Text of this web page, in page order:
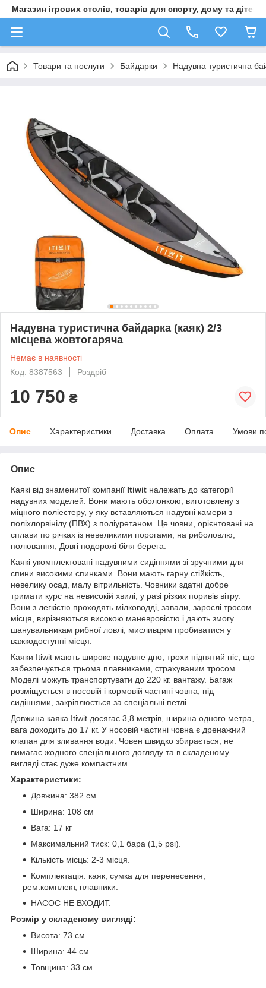
Магазин ігрових столів, товарів для спорту, дому та дітей
Товари та послуги Байдарки Надувна туристична
Надувна туристична байдарка (каяк) 2/3
місцева жовтогаряча
Немає в наявності
Код: 8387563
Роздріб
10 750 ₴
Опис Характеристики Доставка Оплата Умови
Опис
Каякі від знаменитої компанії Itiwit належать до категорії
надувних моделей. Вони мають оболонкою, виготовлену з
міцного поліестеру, у яку вставляються надувні камери з
поліхлорвінілу (ПВХ) з поліуретаном. Це човни, орієнтовані на
сплави по річках із невеликими порогами, на риболовлю,
полювання, Довгі подорожі біля берега.
Каякі укомплектовані надувними сидіннями зі зручними для
спини високими спинками. Вони мають гарну стійкість,
невелику осад, малу вітрильність. Човники здатні добре
тримати курс на невисокій хвилі, у разі різких поривів вітру.
Вони з легкістю проходять мілководді, завали, зарослі тросом
місця, вирізняються високою маневровістю і дають змогу
шанувальникам рибної ловлі, мисливцям пробиватися у
важкодоступні місця.
Каяки Itiwit мають широке надувне дно, трохи піднятий ніс, що
забезпечується трьома плавниками, страхуваним тросом.
Моделі можуть транспортувати до 220 кг. вантажу. Багаж
розміщується в носовій і кормовій частині човна, під
сидіннями, закріплюється за спеціальні петлі.
Довжина каяка Itiwit досягає 3,8 метрів, ширина одного метра,
вага доходить до 17 кг. У носовій частині човна є дренажний
клапан для зливання води. Човен швидко збирається, не
вимагає жодного спеціального догляду та в складеному
вигляді стає дуже компактним.
Характеристики:
Довжина: 382 см
Ширина: 108 см
Вага: 17 кг
Максимальний тиск: 0,1 бара (1,5 psi).
Кількість місць: 2-3 місця.
Комплектація: каяк, сумка для перенесення,
рем.комплект, плавники.
НАСОС НЕ ВХОДИТ.
Розмір у складеному вигляді:
Висота: 73 см
Ширина: 44 см
Товщина: 33 см